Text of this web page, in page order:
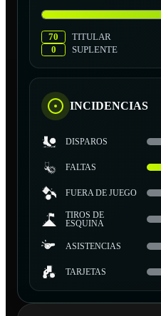
70
TITULAR
0
SUPLENTE
INCIDENCIAS
DISPAROS
FALTAS
FUERA DE JUEGO
TIROS DE
ESQUINA
ASISTENCIAS
TARJETAS